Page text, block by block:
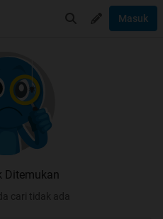
Masuk
Ditemukan
cari tidak ada